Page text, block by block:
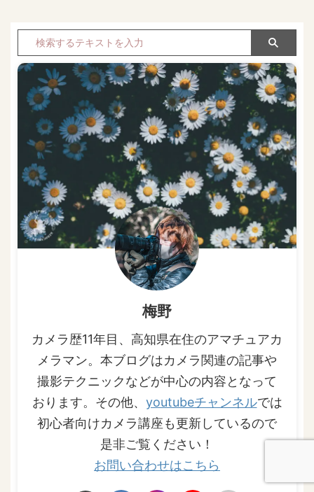
梅野
カメラ歴11年目、高知県在住のアマチュアカ
メラマン。本ブログはカメラ関連の記事や
撮影テクニックなどが中心の内容となって
おります。その他、 youtubeチャンネルでは
初心者向けカメラ講座も更新しているので
是非ご覧ください！
お問い合わせはこちら